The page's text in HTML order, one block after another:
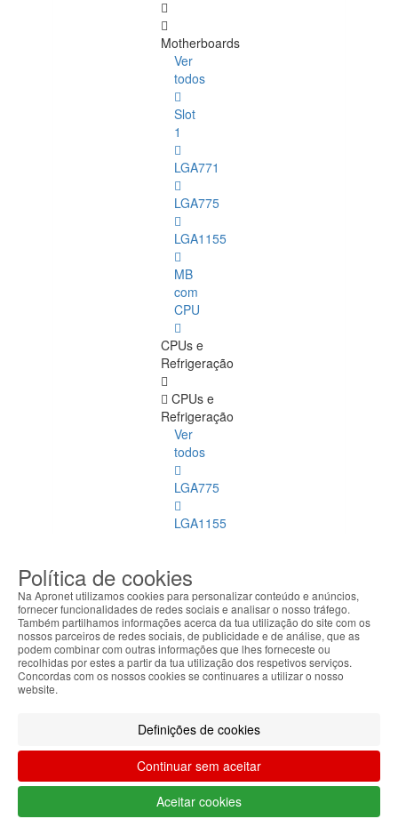
Motherboards
Ver
todos
Slot
1
LGA771
LGA775
LGA1155
MB
com
CPU
CPUs e
Refrigeração
CPUs e
Refrigeração
Ver
todos
LGA775
LGA1155
Mobile
LGA2011
LGA1150
LGA1151
Refrigeração
Memórias
Política de cookies
Na Apronet utilizamos cookies para personalizar conteúdo e anúncios,
fornecer funcionalidades de redes sociais e analisar o nosso tráfego.
Também partilhamos informações acerca da tua utilização do site com os
nossos parceiros de redes sociais, de publicidade e de análise, que as
podem combinar com outras informações que lhes forneceste ou
recolhidas por estes a partir da tua utilização dos respetivos serviços.
Concordas com os nossos cookies se continuares a utilizar o nosso
website.
Definições de cookies
Continuar sem aceitar
Aceitar cookies